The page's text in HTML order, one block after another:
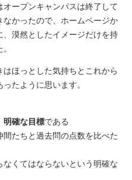
ープンキャンパスは終了して
かったので、ホームページか
漠然としたイメージだけを持
ほっとした気持ちとこれから
たように思います。
明確な目標である
たちと過去問の点数を比べた
くてはならないという明確な